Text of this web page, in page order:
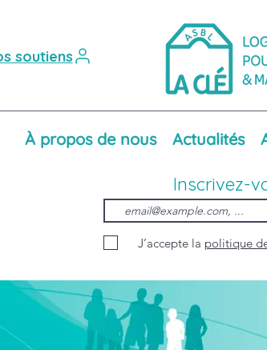
soutiens
À propos de nous Actualités
Inscrivez-
J’accepte la politique